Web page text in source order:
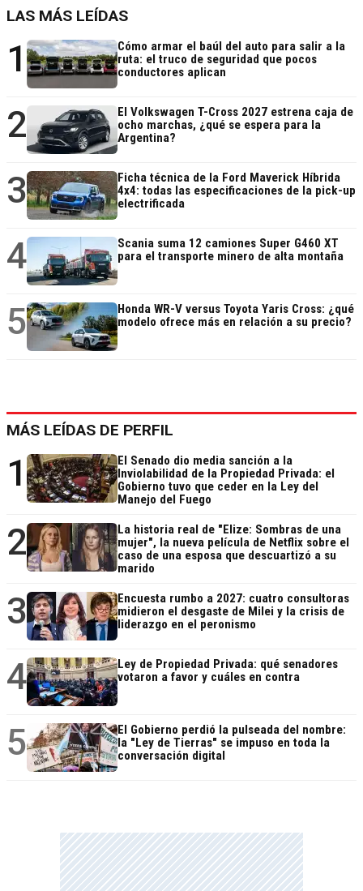
LAS MÁS LEÍDAS
1
Cómo armar el baúl del auto para salir a la
ruta: el truco de seguridad que pocos
conductores aplican
2
El Volkswagen T-Cross 2027 estrena caja de
ocho marchas, ¿qué se espera para la
Argentina?
3
Ficha técnica de la Ford Maverick Híbrida
4x4: todas las especificaciones de la pick-up
electrificada
4
Scania suma 12 camiones Super G460 XT
para el transporte minero de alta montaña
5
Honda WR-V versus Toyota Yaris Cross: ¿qué
modelo ofrece más en relación a su precio?
MÁS LEÍDAS DE PERFIL
1
El Senado dio media sanción a la
Inviolabilidad de la Propiedad Privada: el
Gobierno tuvo que ceder en la Ley del
Manejo del Fuego
2
La historia real de "Elize: Sombras de una
mujer", la nueva película de Netflix sobre el
caso de una esposa que descuartizó a su
marido
3
Encuesta rumbo a 2027: cuatro consultoras
midieron el desgaste de Milei y la crisis de
liderazgo en el peronismo
4
Ley de Propiedad Privada: qué senadores
votaron a favor y cuáles en contra
5
El Gobierno perdió la pulseada del nombre:
la "Ley de Tierras" se impuso en toda la
conversación digital